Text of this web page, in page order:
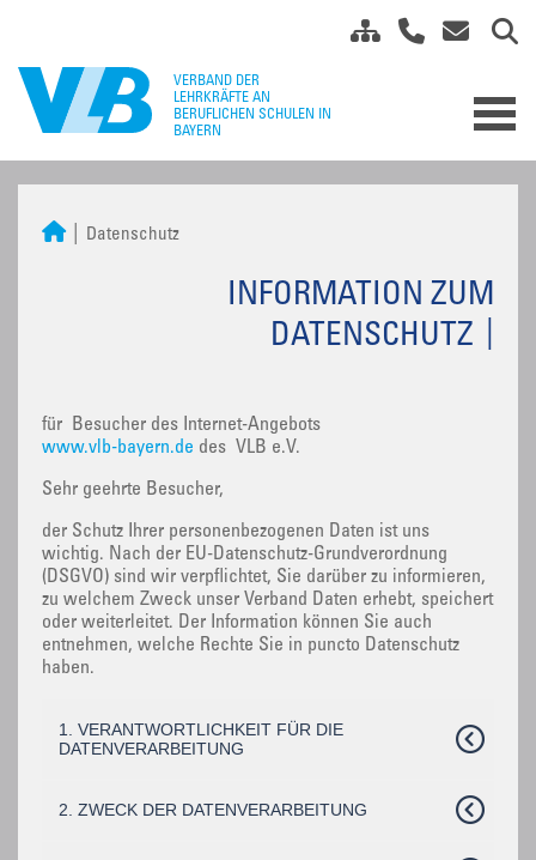
Datenschutz
INFORMATION ZUM
DATENSCHUTZ
für Besucher des Internet-Angebots
www.vlb-bayern.de des VLB e.V.
Sehr geehrte Besucher,
der Schutz Ihrer personenbezogenen Daten ist uns
wichtig. Nach der EU-Datenschutz-Grundverordnung
(DSGVO) sind wir verpflichtet, Sie darüber zu informieren,
zu welchem Zweck unser Verband Daten erhebt, speichert
oder weiterleitet. Der Information können Sie auch
entnehmen, welche Rechte Sie in puncto Datenschutz
haben.
1. VERANTWORTLICHKEIT FÜR DIE
DATENVERARBEITUNG
2. ZWECK DER DATENVERARBEITUNG